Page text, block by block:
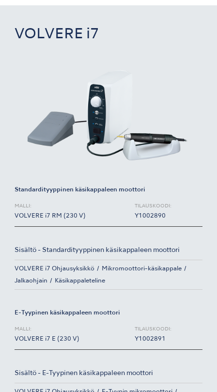
VOLVERE i7
Standardityyppinen käsikappaleen moottori
MALLI:
VOLVERE i7 RM (230 V)
TILAUSKOODI:
Y1002890
Sisältö - Standardityyppinen käsikappaleen moottori
VOLVERE i7 Ohjausyksikkö Mikromoottori-käsikappale
Jalkaohjain Käsikappaleteline
E-Tyypinen käsikappaleen moottori
MALLI:
VOLVERE i7 E (230 V)
TILAUSKOODI:
Y1002891
Sisältö - E-Tyypinen käsikappaleen moottori